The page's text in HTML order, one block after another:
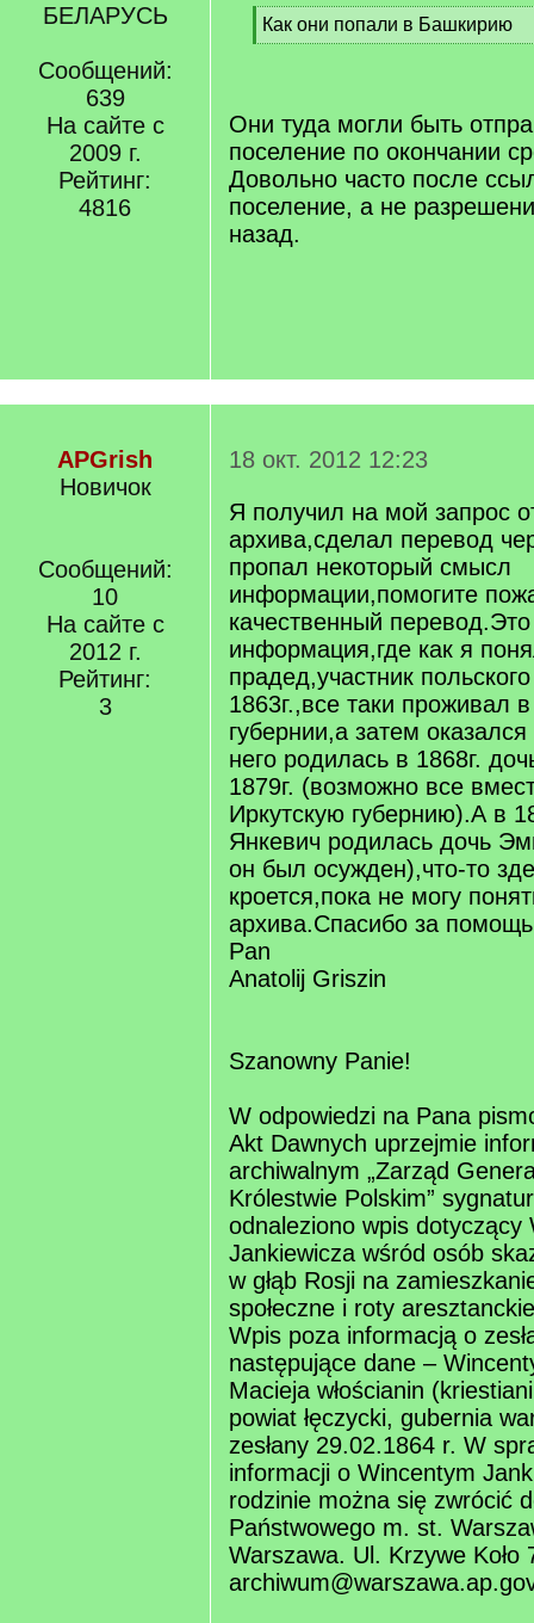
БЕЛАРУСЬ
Сообщений:
639
На сайте с
2009 г.
Рейтинг:
4816
[
q
Как они попали в Башкирию
[
Они туда могли быть
поселение по окончании
Довольно часто после
поселение, а не
назад.
APGrish
Новичок
Сообщений:
10
На сайте с
2012 г.
Рейтинг:
3
18 окт. 2012 12:23
Я получил на мой запрос
архива,сделал перевод
пропал некоторый смысл
информации,помогите
качественный
информация,где как я
прадед,участник
1863г.,все таки проживал
губернии,а затем
него родилась в 1868г.
1879г. (возможно все
Иркутскую губернию).А в
Янкевич родилась дочь
он был осужден),что-то
кроется,пока не могу
архива.Спасибо за
Pan
Anatolij Griszin
Szanowny Panie!
W odpowiedzi na Pana
Akt Dawnych uprzejmie
archiwalnym „Zarząd
Królestwie Polskim”
odnaleziono wpis dotyczący
Jankiewicza wśród osób
w głąb Rosji na
społeczne i roty
Wpis poza informacją o
następujące dane –
Macieja włościanin
powiat łęczycki, gubernia
zesłany 29.02.1864 r. W
informacji o Wincentym
rodzinie można się zwrócić
Państwowego m. st.
Warszawa. Ul. Krzywe Koło